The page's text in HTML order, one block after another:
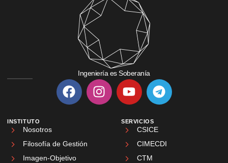
Ingeniería es Soberanía
INSTITUTO
Nosotros
Filosofía de Gestión
Imagen-Objetivo
SERVICIOS
CSICE
CIMECDI
CTM